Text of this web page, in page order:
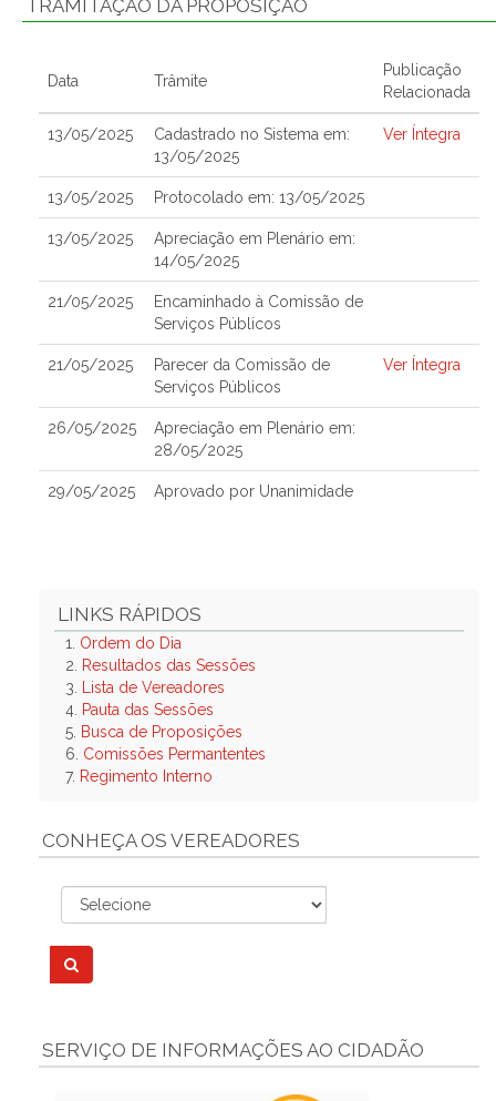
TRAMITAÇÃO DA PROPOSIÇÃO
Data Trâmite
Publicação
Relacionada
13/05/2025
Cadastrado no Sistema em:
13/05/2025
Ver Íntegra
13/05/2025 Protocolado em: 13/05/2025
13/05/2025
Apreciação em Plenário em:
14/05/2025
21/05/2025
Encaminhado à Comissão de
Serviços Públicos
21/05/2025
Parecer da Comissão de
Serviços Públicos
Ver Íntegra
26/05/2025
Apreciação em Plenário em:
28/05/2025
29/05/2025 Aprovado por Unanimidade
LINKS RÁPIDOS
1. Ordem do Dia
2.
Resultados das Sessões
3.
Lista de Vereadores
4. Pauta das Sessões
5. Busca de Proposições
6. Comissões Permantentes
7. Regimento Interno
CONHEÇA OS VEREADORES
SERVIÇO DE INFORMAÇÕES AO CIDADÃO